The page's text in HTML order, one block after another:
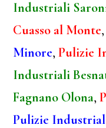
Industriali
Cuasso al Monte
Minore,Pulizie
Industriali
Fagnano Olona,
Pulizie